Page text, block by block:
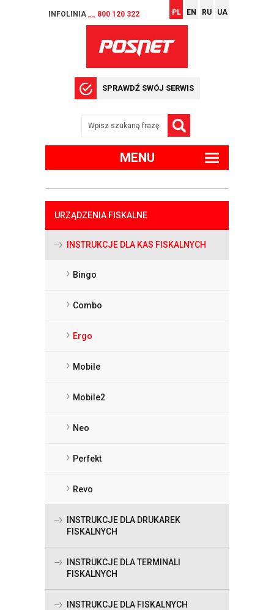
INFOLINIA __ 800 120 322 PL EN RU UA
SPRAWDŹ SWÓJ SERWIS
MENU
URZĄDZENIA FISKALNE
INSTRUKCJE DLA KAS FISKALNYCH
Bingo
Combo
Ergo
Mobile
Mobile2
Neo
Perfekt
Revo
INSTRUKCJE DLA DRUKAREK
FISKALNYCH
INSTRUKCJE DLA TERMINALI
FISKALNYCH
INSTRUKCJE DLA FISKALNYCH